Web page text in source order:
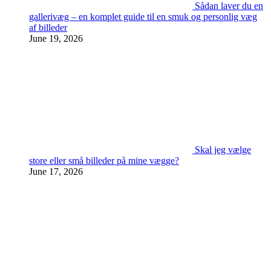
Sådan laver du en
gallerivæg – en komplet guide til en smuk og personlig væg
af billeder
June 19, 2026
Skal jeg vælge
store eller små billeder på mine vægge?
June 17, 2026